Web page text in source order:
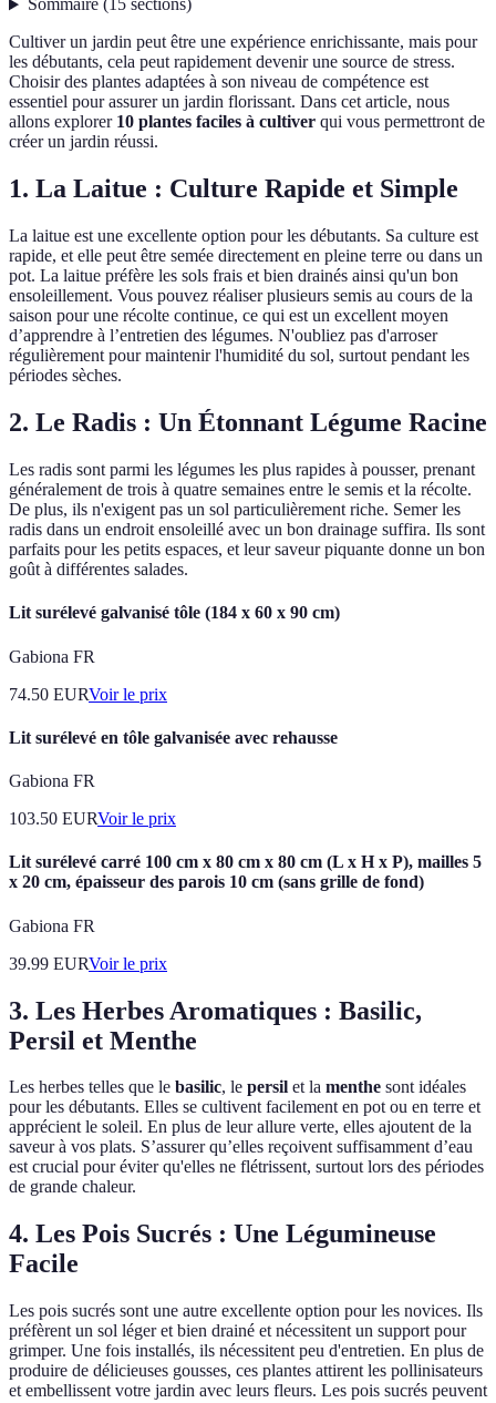
Sommaire(15 sections)
Cultiver un jardin peut être une expérience enrichissante, mais pour
les débutants, cela peut rapidement devenir une source de stress.
Choisir des plantes adaptées à son niveau de compétence est
essentiel pour assurer un jardin florissant. Dans cet article, nous
allons explorer 10 plantes faciles à cultiver qui vous permettront de
créer un jardin réussi.
1. La Laitue : Culture Rapide et Simple
La laitue est une excellente option pour les débutants. Sa culture est
rapide, et elle peut être semée directement en pleine terre ou dans un
pot. La laitue préfère les sols frais et bien drainés ainsi qu'un bon
ensoleillement. Vous pouvez réaliser plusieurs semis au cours de la
saison pour une récolte continue, ce qui est un excellent moyen
d’apprendre à l’entretien des légumes. N'oubliez pas d'arroser
régulièrement pour maintenir l'humidité du sol, surtout pendant les
périodes sèches.
2. Le Radis : Un Étonnant Légume Racine
Les radis sont parmi les légumes les plus rapides à pousser, prenant
généralement de trois à quatre semaines entre le semis et la récolte.
De plus, ils n'exigent pas un sol particulièrement riche. Semer les
radis dans un endroit ensoleillé avec un bon drainage suffira. Ils sont
parfaits pour les petits espaces, et leur saveur piquante donne un bon
goût à différentes salades.
Lit surélevé galvanisé tôle (184 x 60 x 90 cm)
Gabiona FR
74.50 EURVoir le prix
Lit surélevé en tôle galvanisée avec rehausse
Gabiona FR
103.50 EURVoir le prix
Lit surélevé carré 100 cm x 80 cm x 80 cm (L x H x P), mailles 5
x 20 cm, épaisseur des parois 10 cm (sans grille de fond)
Gabiona FR
39.99 EURVoir le prix
3. Les Herbes Aromatiques : Basilic,
Persil et Menthe
Les herbes telles que le basilic, le persil et la menthe sont idéales
pour les débutants. Elles se cultivent facilement en pot ou en terre et
apprécient le soleil. En plus de leur allure verte, elles ajoutent de la
saveur à vos plats. S’assurer qu’elles reçoivent suffisamment d’eau
est crucial pour éviter qu'elles ne flétrissent, surtout lors des périodes
de grande chaleur.
4. Les Pois Sucrés : Une Légumineuse
Facile
Les pois sucrés sont une autre excellente option pour les novices. Ils
préfèrent un sol léger et bien drainé et nécessitent un support pour
grimper. Une fois installés, ils nécessitent peu d'entretien. En plus de
produire de délicieuses gousses, ces plantes attirent les pollinisateurs
et embellissent votre jardin avec leurs fleurs. Les pois sucrés peuvent